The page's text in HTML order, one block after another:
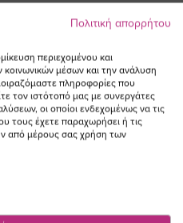
Παντελόνι τζιν flared με άνοιγμα
50,00 €
Πολιτική απορρήτου
περιεχομένου και
μέσων και την ανάλυση
πληροφορίες που
τον ιστότοπό μας με συνεργάτες
οι οποίοι ενδεχομένως να τις
τους έχετε παραχωρήσει ή τις
από μέρους σας χρήση των